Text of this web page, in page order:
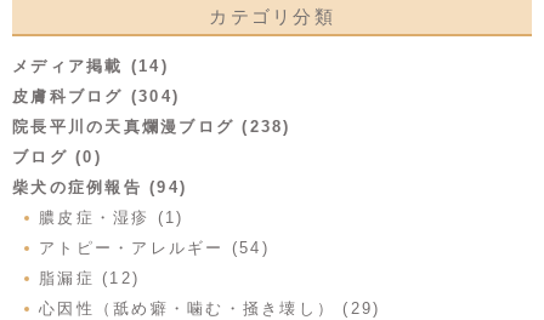
カテゴリ分類
メディア掲載 (14)
皮膚科ブログ (304)
院長平川の天真爛漫ブログ (238)
ブログ (0)
柴犬の症例報告 (94)
膿皮症・湿疹 (1)
アトピー・アレルギー (54)
脂漏症 (12)
心因性（舐め癖・噛む・掻き壊し） (29)